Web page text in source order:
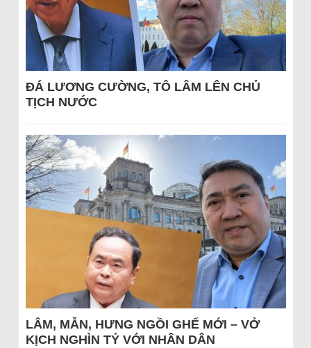
ĐÁ LƯƠNG CƯỜNG, TÔ LÂM LÊN CHỦ
TỊCH NƯỚC
LÂM, MẪN, HƯNG NGỒI GHẾ MỚI – VỞ
KỊCH NGHÌN TỶ VỚI NHÂN DÂN